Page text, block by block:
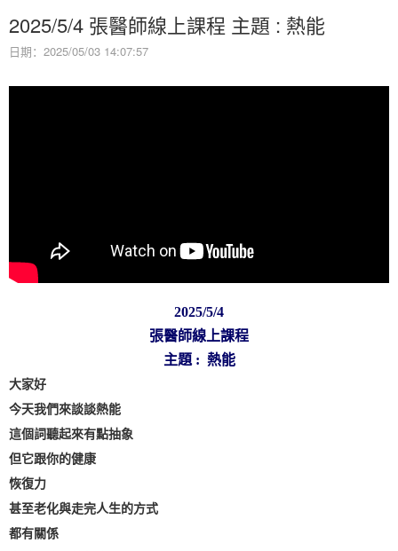
2025/5/4 張醫師線上課程 主題 : 熱能
日期：2025/05/03 14:07:57
2025/5/4
張醫師線上課程
主題 : 熱能
大家好
今天我們來談談熱能
這個詞聽起來有點抽象
但它跟你的健康
恢復力
甚至老化與走完人生的方式
都有關係